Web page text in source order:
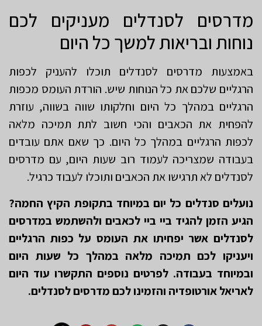
מדרסים לסנדלים מעניקים לכם
נוחות ובריאות למשך כל היום
באמצעות מדרסים לסנדלים תוכלו להעניק לכפות
הרגליים שלכם את כל הנוחות שיש. הורדת העומס מכפות
הרגליים במהלך כל היום וחלקותו שווה בשווה, עוזרת
להפחית את הכאבים והכי חשוב לתת תמיכה מלאה
לכפות הרגליים במהלך כל היום. כך שאם אתם עובדים
בעבודה שמצריכה לעמוד רוב שעות היום, עם מדרסים
לסנדלים לא תרגישו את הכאבים ותוכלו לעבוד כרגיל.
נועלים סנדלים כל יום במיוחד בתקופת הקיץ החמה?
הגיע הזמן להגיד ביי ביי לכאבים ולהשתמש במדרסים
לסנדלים אשר יפחיתו את העומס על כפות הרגליים
ויעניקו לכם תמיכה מלאה במהלך כל שעות היום
ובמיוחד בעבודה. לפרטים נוספים התקשרו עוד היום
לאריאל אורטופדיה והזמינו לכם מדרסים לסנדלים.